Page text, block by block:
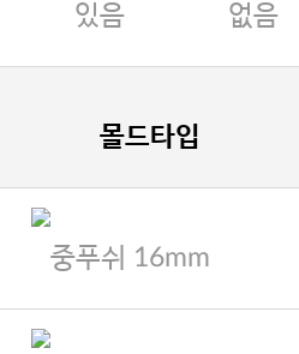
있음 없음
몰드타입
중푸쉬 16mm